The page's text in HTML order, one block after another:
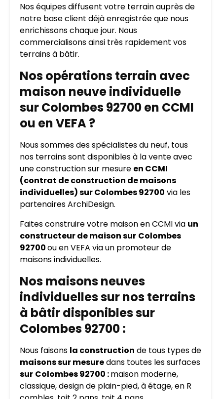
Nos équipes diffusent votre terrain auprès de
notre base client déjà enregistrée que nous
enrichissons chaque jour. Nous
commercialisons ainsi très rapidement vos
terrains à bâtir.
Nos opérations terrain avec
maison neuve individuelle
sur Colombes 92700 en CCMI
ou en VEFA ?
Nous sommes des spécialistes du neuf, tous
nos terrains sont disponibles à la vente avec
une construction sur mesure en CCMI
(contrat de construction de maisons
individuelles) sur Colombes 92700 via les
partenaires ArchiDesign.
Faites construire votre maison en CCMI via un
constructeur de maison sur Colombes
92700ou en VEFA via un promoteur de
maisons individuelles.
Nos maisons neuves
individuelles sur nos terrains
à bâtir disponibles sur
Colombes 92700 :
Nous faisons la construction de tous types de
maisons sur mesuredans toutes les surfaces
sur Colombes 92700 :maison moderne,
classique, design de plain-pied, à étage, en R